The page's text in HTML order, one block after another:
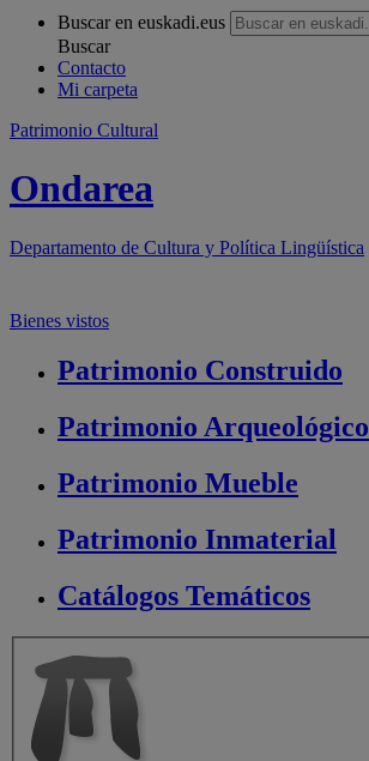
Buscar en euskadi.eus
Buscar
Contacto
Mi carpeta
Patrimonio Cultural
Ondarea
Departamento de Cultura y Política Lingüística
Bienes vistos
Patrimonio Construido
Patrimonio Arqueológico
Patrimonio Mueble
Patrimonio Inmaterial
Catálogos Temáticos